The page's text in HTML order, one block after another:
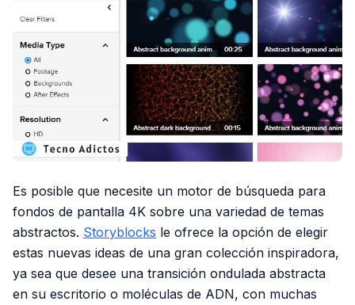
Es posible que necesite un motor de búsqueda para
fondos de pantalla 4K sobre una variedad de temas
abstractos. Storyblocks le ofrece la opción de elegir
estas nuevas ideas de una gran colección inspiradora,
ya sea que desee una transición ondulada abstracta
en su escritorio o moléculas de ADN, con muchas